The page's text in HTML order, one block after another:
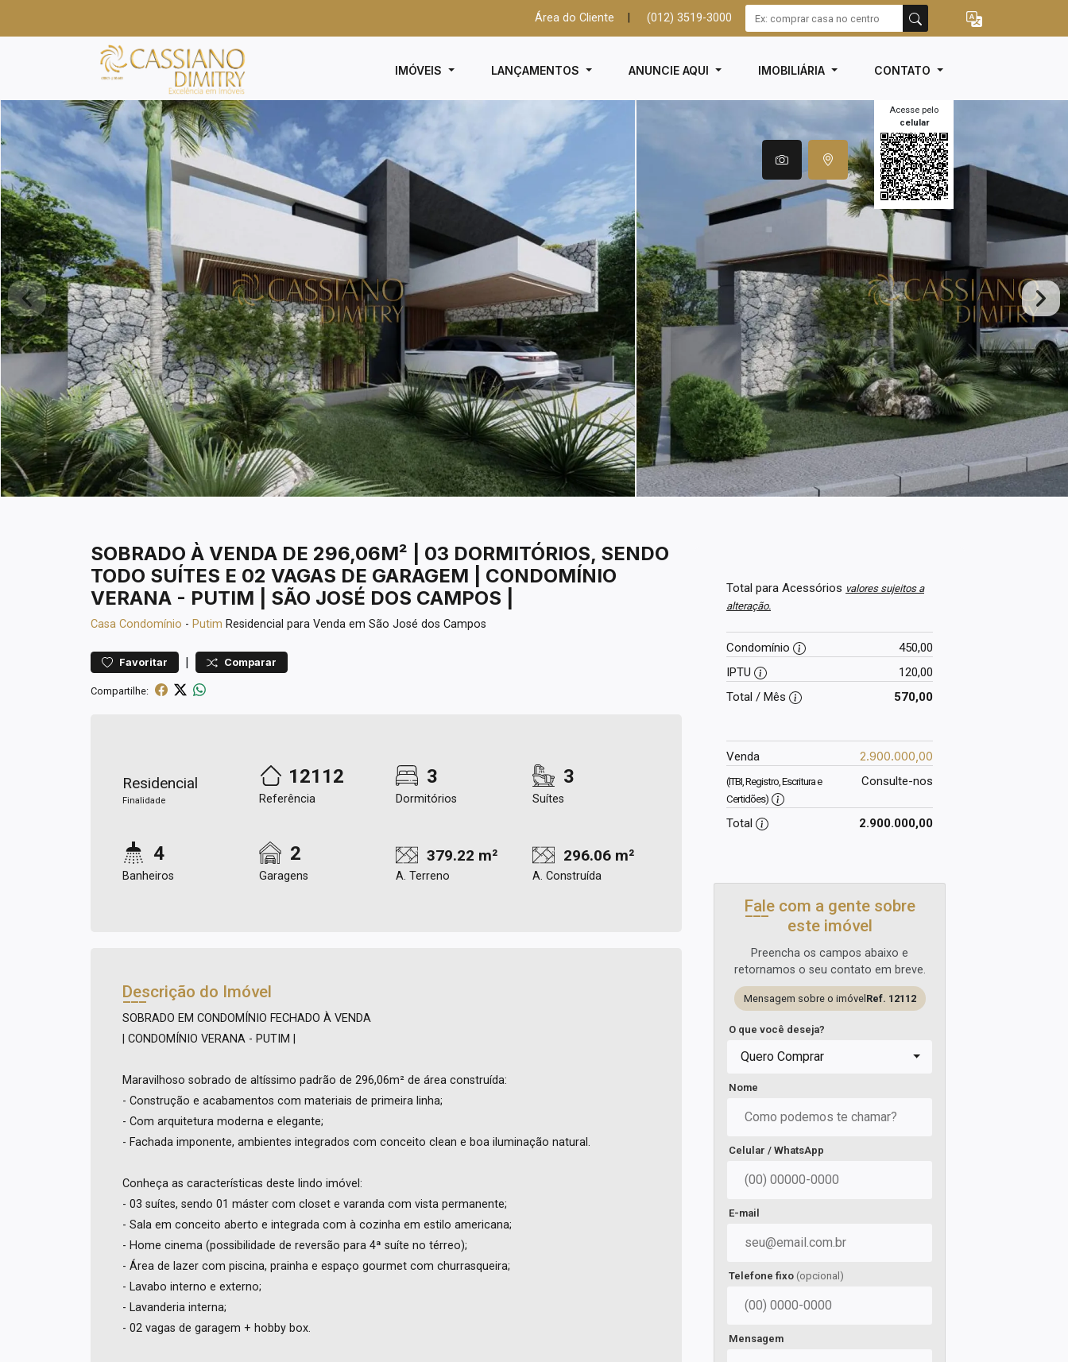
Área do Cliente (012) 3519-3000
IMÓVEIS LANÇAMENTOS ANUNCIE AQUI IMOBILIÁRIA CONTATO
Acesse pelo
celular
SOBRADO À VENDA DE 296,06M² | 03 DORMITÓRIOS, SENDO
TODO SUÍTES E 02 VAGAS DE GARAGEM | CONDOMÍNIO
VERANA - PUTIM | SÃO JOSÉ DOS CAMPOS |
Casa Condomínio - Putim Residencial para Venda em São José dos Campos
Favoritar | Comparar
Compartilhe:
Residencial
Finalidade
12112
Referência
3
Dormitórios
3
Suítes
4
Banheiros
2
Garagens
379.22 m²
A. Terreno
296.06 m²
A. Construída
Descrição do Imóvel
SOBRADO EM CONDOMÍNIO FECHADO À VENDA
| CONDOMÍNIO VERANA - PUTIM |
Maravilhoso sobrado de altíssimo padrão de 296,06m² de área construída:
- Construção e acabamentos com materiais de primeira linha;
- Com arquitetura moderna e elegante;
- Fachada imponente, ambientes integrados com conceito clean e boa iluminação natural.
Conheça as características deste lindo imóvel:
- 03 suítes, sendo 01 máster com closet e varanda com vista permanente;
- Sala em conceito aberto e integrada com à cozinha em estilo americana;
- Home cinema (possibilidade de reversão para 4ª suíte no térreo);
- Área de lazer com piscina, prainha e espaço gourmet com churrasqueira;
- Lavabo interno e externo;
- Lavanderia interna;
- 02 vagas de garagem + hobby box.
Total para Acessórios valores sujeitos a
alteração.
Condomínio
450,00
IPTU
120,00
Total / Mês
570,00
Venda 2.900.000,00
(ITBI, Registro, Escritura e
Certidões)
Consulte-nos
Total 2.900.000,00
Fale com a gente sobre
este imóvel
Preencha os campos abaixo e
retornamos o seu contato em breve.
Mensagem sobre o imóvel Ref. 12112
O que você deseja?
Quero Comprar
Nome
Celular / WhatsApp
E-mail
Telefone fixo (opcional)
Mensagem